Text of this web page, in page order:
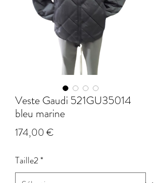
Veste Gaudi 521GU35014
bleu marine
174,00 €
Taille2*